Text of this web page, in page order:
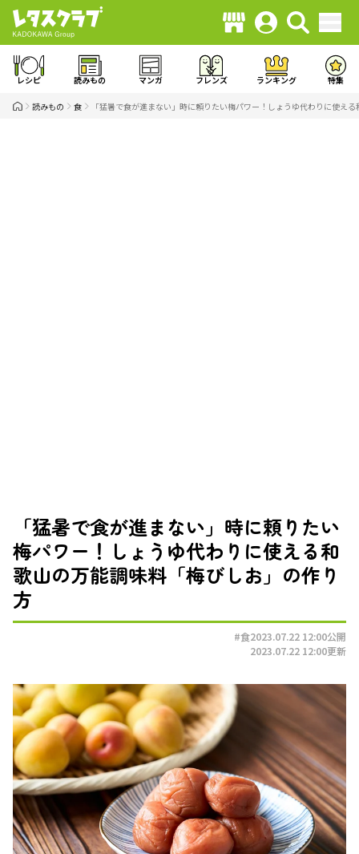
レシピ 読みもの マンガ フレンズ ランキング 特集
読みもの 食 「猛暑で食が進まない」時に頼りたい梅パワー！しょうゆ代わりに使え
「猛暑で食が進まない」時に頼りたい
梅パワー！しょうゆ代わりに使える和
歌山の万能調味料「梅びしお」の作り
方
#食2023.07.22 12:00公開
2023.07.22 12:00更新